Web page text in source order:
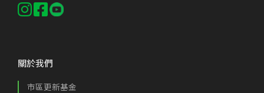
關於我們
市區更新基金